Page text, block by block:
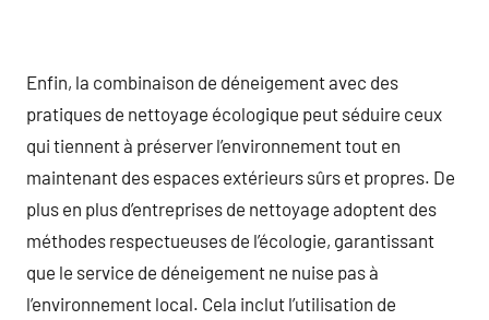
Enfin, la combinaison de déneigement avec des
pratiques de nettoyage écologique peut séduire ceux
qui tiennent à préserver l’environnement tout en
maintenant des espaces extérieurs sûrs et propres. De
plus en plus d’entreprises de nettoyage adoptent des
méthodes respectueuses de l’écologie, garantissant
que le service de déneigement ne nuise pas à
l’environnement local. Cela inclut l’utilisation de